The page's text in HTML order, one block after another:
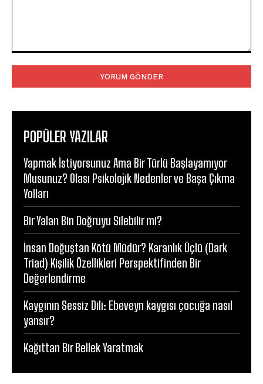
POPÜLER YAZILAR
Yapmak İstiyorsunuz Ama Bir Türlü Başlayamıyor
Musunuz? Olası Psikolojik Nedenler ve Başa Çıkma
Yolları
Bir Yalan Bin Doğruyu Silebilir mi?
İnsan Doğuştan Kötü Müdür? Karanlık Üçlü (Dark
Triad) Kişilik Özellikleri Perspektifinden Bir
Değerlendirme
Kaygının Sessiz Dili: Ebeveyn kaygısı çocuğa nasıl
yansır?
Kağıttan Bir Bellek Yaratmak